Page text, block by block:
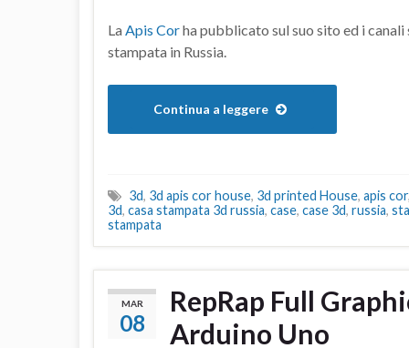
La Apis Corha pubblicato sul suo sito ed i
stampata in Russia.
Continua a leggere
3d, 3d apis cor house, 3d printed House, apis cor
3d, casa stampata 3d russia, case, case 3d, russia,
stampata
MAR
08
RepRap Full
Arduino Uno